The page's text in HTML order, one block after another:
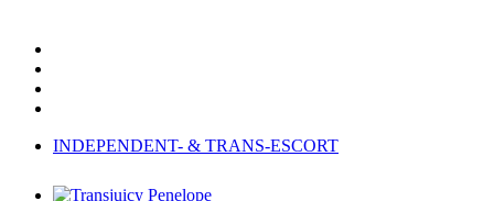
INDEPENDENT- & TRANS-ESCORT